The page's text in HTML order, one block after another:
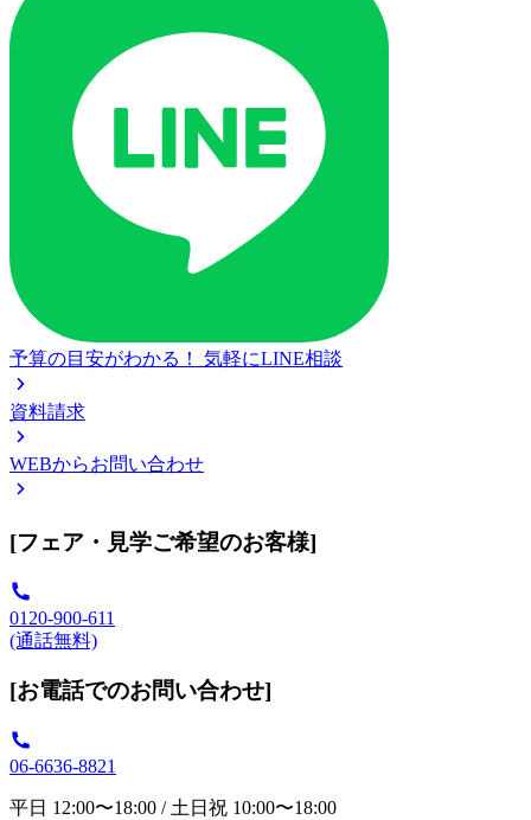
予算の目安がわかる！ 気軽にLINE相談
資料請求
WEBからお問い合わせ
[フェア・見学ご希望のお客様]
0120-900-611
(通話無料)
[お電話でのお問い合わせ]
06-6636-8821
平日 12:00〜18:00 / 土日祝 10:00〜18:00